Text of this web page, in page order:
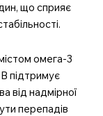
що сприяє
омега-3
В підтримує
від надмірної
перепадів